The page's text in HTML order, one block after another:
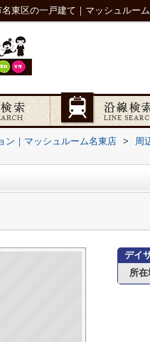
東区の一戸建て｜マッシュルー
ン｜マッシュルーム名東店 > 周
デイ
所在